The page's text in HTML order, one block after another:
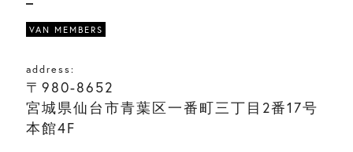
VAN MEMBERS
address:
〒980-8652
宮城県仙台市青葉区一番町三丁目2番17号
本館4F